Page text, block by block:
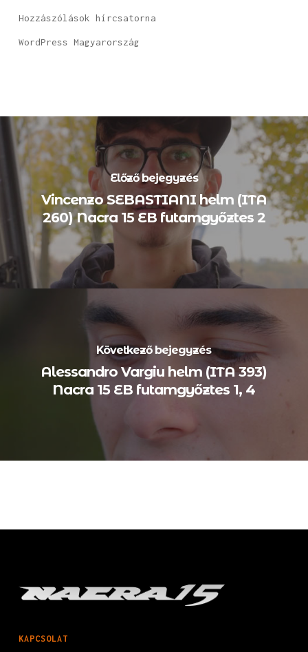
Hozzászólások hírcsatorna
WordPress Magyarország
Előző bejegyzés
Vincenzo SEBASTIANI helm (ITA
260) Nacra 15 EB futamgyőztes 2
Következő bejegyzés
Alessandro Vargiu helm (ITA 393)
Nacra 15 EB futamgyőztes 1, 4
KAPCSOLAT